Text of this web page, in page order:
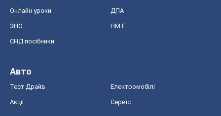
Онлайн уроки ДПА
ЗНО НМТ
СНД посібники
Авто
Тест Драйв Електромобілі
Акції Сервіс